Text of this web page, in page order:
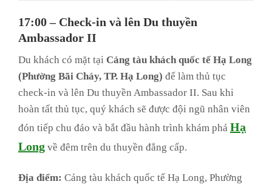
17:00 – Check-in và lên Du thuyền
Ambassador II
Du khách có mặt tại Cảng tàu khách quốc tế Hạ Long
(Phường Bãi Cháy, TP. Hạ Long) để làm thủ tục
check-in và lên Du thuyền Ambassador II. Sau khi
hoàn tất thủ tục, quý khách sẽ được đội ngũ nhân viên
đón tiếp chu đáo và bắt đầu hành trình khám phá Hạ
Long về đêm trên du thuyền đẳng cấp.
Địa điểm: Cảng tàu khách quốc tế Hạ Long, Phường